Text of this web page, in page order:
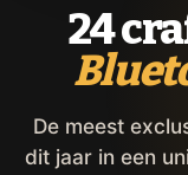
24
De meest
dit jaar in een